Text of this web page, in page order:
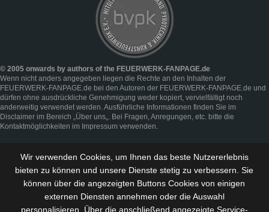
© 2005 onwards by authors of the FEUERWERK-FANPAGE.de
Wenn nicht anders angegeben liegen die Rechte an den Inhalten der
FEUERWERK-FANPAGE.de bei den Autoren der FEUERWERK-FANPAGE.de und
dürfen ohne ausdrückliche Genehmigung weder kopiert, vervielfältigt noch
anderweitig verwendet werden. Ausführliche Informationen finden Sie im
Disclaimer im Bereich „Über uns„. Bei Fragen, Anregungen, etc. bitte die
Kontaktmöglichkeiten im Impressum verwenden.
Wir verwenden Cookies, um Ihnen das beste Nutzererlebnis
bieten zu können und unsere Dienste stetig zu verbessern . Sie
können über die angezeigten Buttons Cookies von einigen
externen Diensten annehmen oder die Auswahl
personalisieren. Über die anschließend angezeigte Service-